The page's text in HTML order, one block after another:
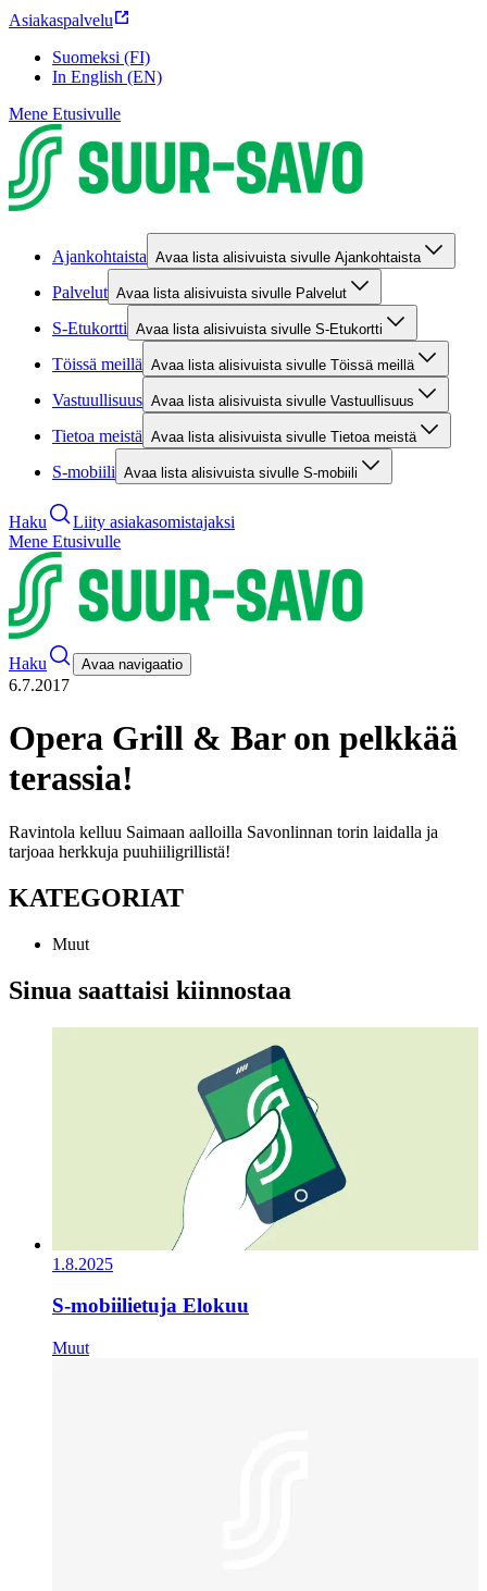
Asiakaspalvelu
Suomeksi (FI)
In English (EN)
Mene Etusivulle
Ajankohtaista Avaa lista alisivuista sivulle Ajankohtaista
Palvelut Avaa lista alisivuista sivulle Palvelut
S-Etukortti Avaa lista alisivuista sivulle S-Etukortti
Töissä meillä Avaa lista alisivuista sivulle Töissä meillä
Vastuullisuus Avaa lista alisivuista sivulle Vastuullisuus
Tietoa meistä Avaa lista alisivuista sivulle Tietoa meistä
S-mobiili Avaa lista alisivuista sivulle S-mobiili
Haku
Liity asiakasomistajaksi
Mene Etusivulle
Haku Avaa navigaatio
6.7.2017
Opera Grill & Bar on pelkkää
terassia!
Ravintola kelluu Saimaan aalloilla Savonlinnan torin laidalla ja
tarjoaa herkkuja puuhiiligrillistä!
KATEGORIAT
Muut
Sinua saattaisi kiinnostaa
1.8.2025
S-mobiilietuja Elokuu
Muut